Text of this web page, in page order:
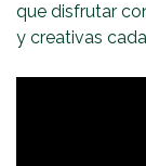
que disfrutar
y creativas